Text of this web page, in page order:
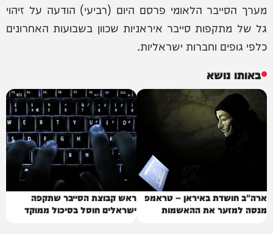
מערך הסייבר הלאומי פרסם היום (רביעי) הודעה על זיהוי
גל של מתקפות סייבר איראניות שכוון בשבועות האחרונים
כלפי גופים וחברות ישראליות.
באותו נושא
ארה"ב חושדת באיראן – טראמפ
מנסה למזער את ההאשמות
ראש קבוצת הסייבר שתקפה
ישראלים חוסל בסיכול ממוקד